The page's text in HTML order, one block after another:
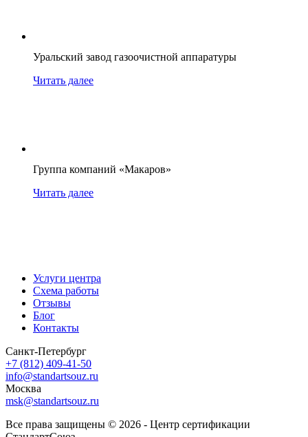
Уральский завод газоочистной аппаратуры
Читать далее
Группа компаний «Макаров»
Читать далее
Услуги центра
Схема работы
Отзывы
Блог
Контакты
Санкт-Петербург
+7 (812) 409-41-50
info@standartsouz.ru
Москва
msk@standartsouz.ru
Все права защищены © 2026 - Центр сертификации